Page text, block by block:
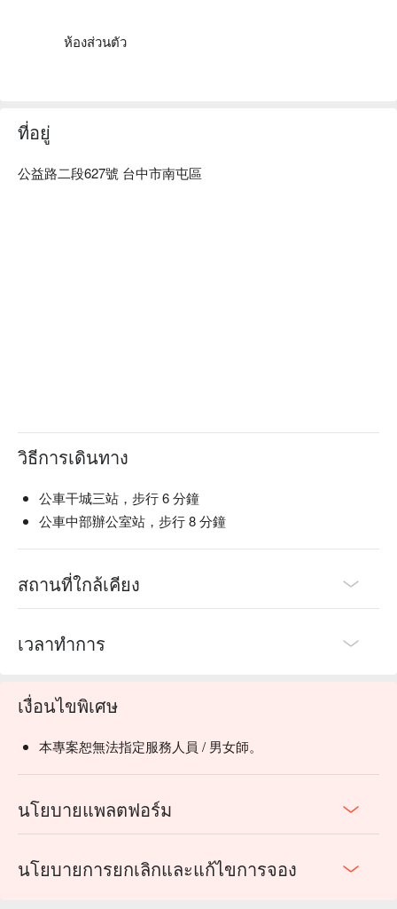
露琺意 LuVaii - 台中公益店預約、露琺意 LuVaii - 台中公益店
ห้องส่วนตัว
ที่อยู่
公益路二段627號 台中市南屯區
วิธีการเดินทาง
公車干城三站，步行 6 分鐘
公車中部辦公室站，步行 8 分鐘
สถานที่ใกล้เคียง
เวลาทำการ
เงื่อนไขพิเศษ
本專案恕無法指定服務人員 / 男女師。
นโยบายแพลตฟอร์ม
นโยบายการยกเลิกและแก้ไขการจอง